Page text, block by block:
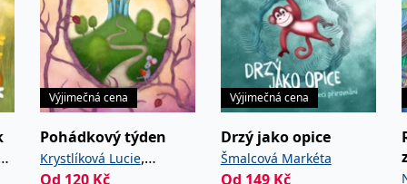
Výjimečná cena
Pohádkový týden
Krystlíková Lucie,
Šmalcová Markéta
Od 120 Kč
Výjimečná cena
Drzý jako opice
Šmalcová Markéta
Od 149 Kč